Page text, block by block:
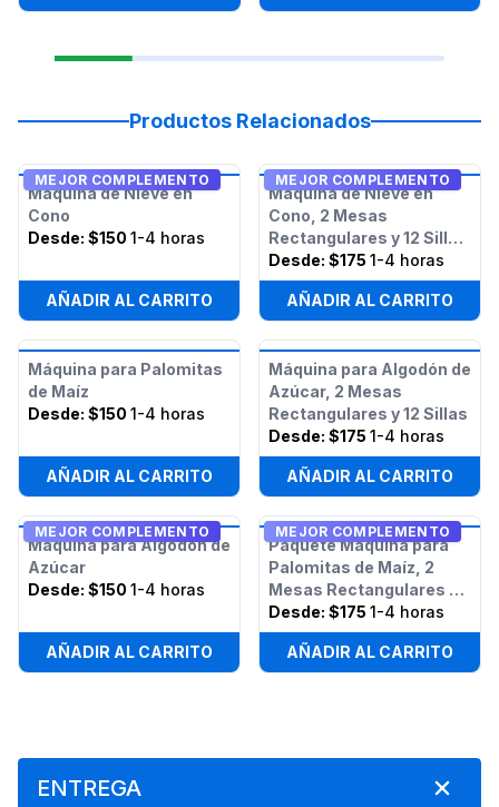
Productos Relacionados
MEJOR COMPLEMENTO
Máquina de Nieve en
Cono
Desde: $150 1-4 horas
AÑADIR AL CARRITO
MEJOR COMPLEMENTO
Máquina de Nieve en
Cono, 2 Mesas
Rectangulares y 12 Sillas
- Paquete
Desde: $175 1-4 horas
AÑADIR AL CARRITO
Máquina para Palomitas
de Maíz
Desde: $150 1-4 horas
AÑADIR AL CARRITO
Máquina para Algodón de
Azúcar, 2 Mesas
Rectangulares y 12 Sillas
Desde: $175 1-4 horas
AÑADIR AL CARRITO
MEJOR COMPLEMENTO
Máquina para Algodón de
Azúcar
Desde: $150 1-4 horas
AÑADIR AL CARRITO
MEJOR COMPLEMENTO
Paquete Máquina para
Palomitas de Maíz, 2
Mesas Rectangulares y
12 Sillas
Desde: $175 1-4 horas
AÑADIR AL CARRITO
ENTREGA